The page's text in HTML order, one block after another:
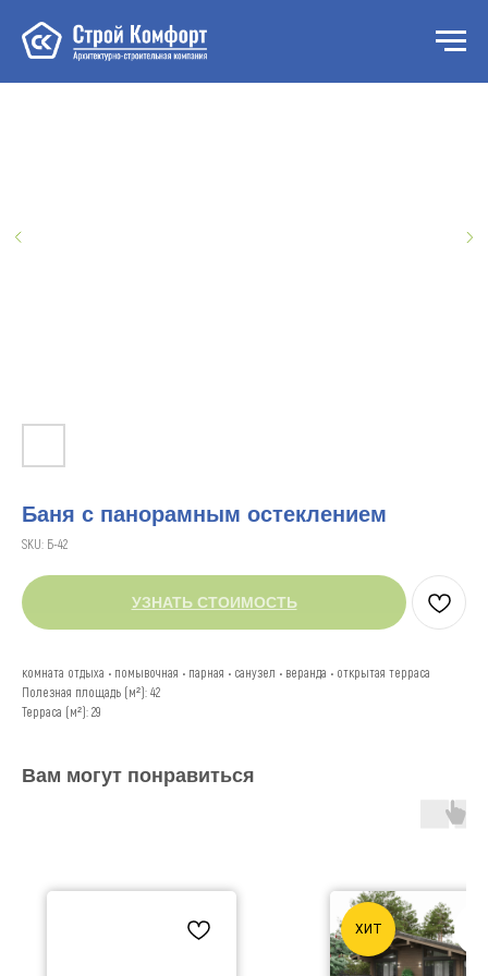
Баня с панорамным остеклением
SKU: Б-42
УЗНАТЬ СТОИМОСТЬ
комната отдыха • помывочная • парная • санузел • веранда • открытая терраса
Полезная площадь (м²): 42
Терраса (м²): 29
Вам могут понравиться
ХИТ